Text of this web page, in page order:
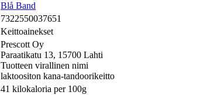
Blå Band
7322550037651
Keittoainekset
Prescott Oy
Paraatikatu 13, 15700 Lahti
Tuotteen virallinen nimi
laktoositon kana-tandoorikeitto
41 kilokaloria per 100g